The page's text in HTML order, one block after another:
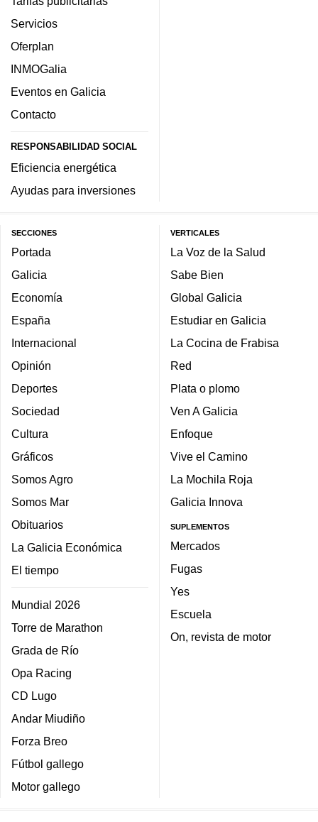
Servicios
Oferplan
INMOGalia
Eventos en Galicia
Contacto
RESPONSABILIDAD SOCIAL
Eficiencia energética
Ayudas para inversiones
SECCIONES
Portada
Galicia
Economía
España
Internacional
Opinión
Deportes
Sociedad
Cultura
Gráficos
Somos Agro
Somos Mar
Obituarios
La Galicia Económica
El tiempo
Mundial 2026
Torre de Marathon
Grada de Río
Opa Racing
CD Lugo
Andar Miudiño
Forza Breo
Fútbol gallego
Motor gallego
VERTICALES
La Voz de la Salud
Sabe Bien
Global Galicia
Estudiar en Galicia
La Cocina de Frabisa
Red
Plata o plomo
Ven A Galicia
Enfoque
Vive el Camino
La Mochila Roja
Galicia Innova
SUPLEMENTOS
Mercados
Fugas
Yes
Escuela
On, revista de motor